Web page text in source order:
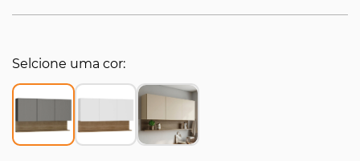
Selcione uma cor